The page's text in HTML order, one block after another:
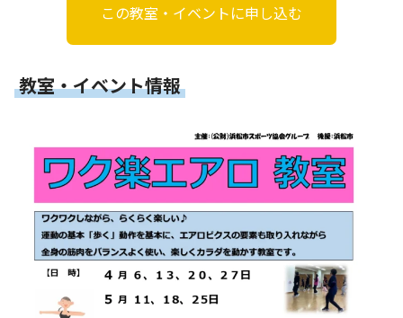
この教室・イベントに申し込む
教室・イベント情報